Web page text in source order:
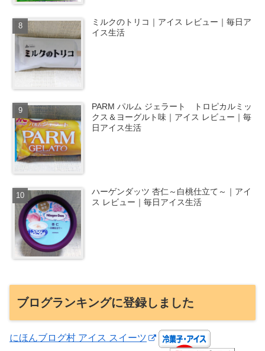
ミルクのトリコ｜アイス レビュー｜毎日ア
イス生活
PARM パルム ジェラート トロピカルミッ
クス＆ヨーグルト味｜アイス レビュー｜毎
日アイス生活
ハーゲンダッツ 杏仁～白桃仕立て～｜アイ
ス レビュー｜毎日アイス生活
ブログランキングに登録しました
にほんブログ村 アイス スイーツ